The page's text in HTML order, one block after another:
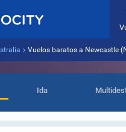
Vuelos baratos a Newcastle
Ida